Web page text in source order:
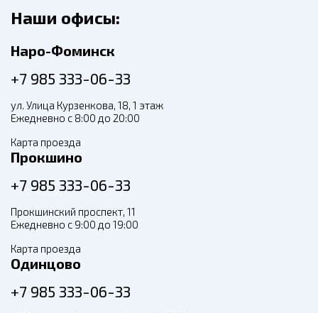
Наши офисы:
Наро-Фоминск
+7 985 333-06-33
ул. Улица Курзенкова, 18, 1 этаж
Ежедневно с 8:00 до 20:00
Карта проезда
Прокшино
+7 985 333-06-33
Прокшинский проспект, 11
Ежедневно с 9:00 до 19:00
Карта проезда
Одинцово
+7 985 333-06-33